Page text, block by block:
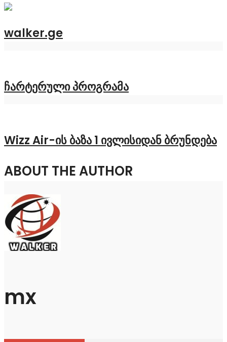
walker.ge
ჩარტერული პროგრამა
Wizz Air-ის ბაზა 1 ივლისიდან ბრუნდება
ABOUT THE AUTHOR
mx